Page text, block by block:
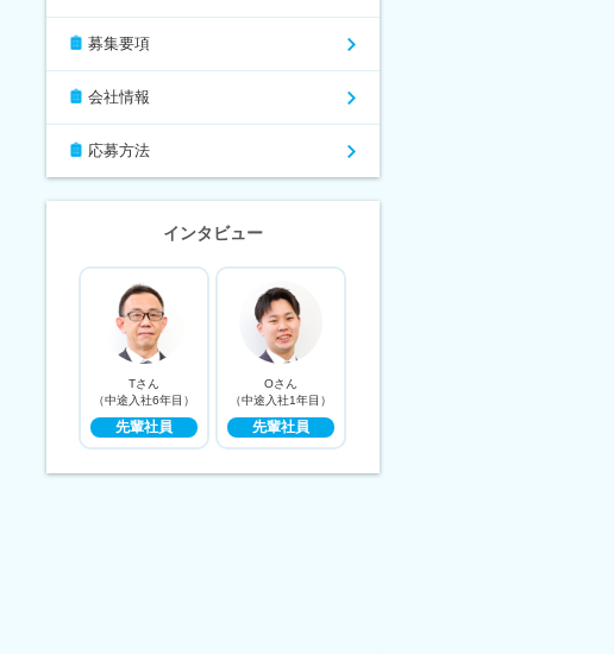
募集要項
会社情報
応募方法
インタビュー
Tさん
（中途入社6年目）
先輩社員
Oさん
（中途入社1年目）
先輩社員